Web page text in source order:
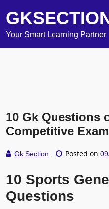
Your Smart Learning Partner
10 Gk Questions
Competitive
Gk Section Posted on
10 Sports
Questions